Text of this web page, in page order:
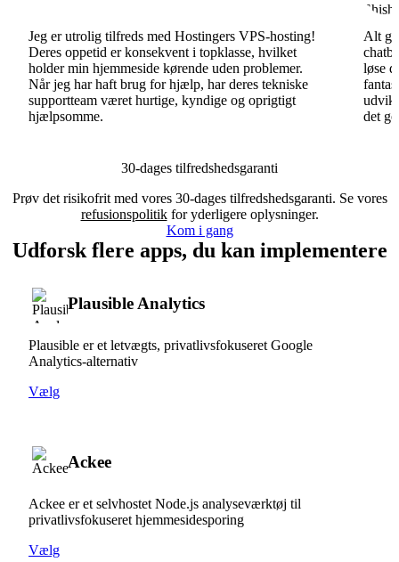
Jeg er utrolig tilfreds med Hostingers VPS-hosting!
Deres oppetid er konsekvent i topklasse, hvilket
holder min hjemmeside kørende uden problemer.
Når jeg har haft brug for hjælp, har deres tekniske
supportteam været hurtige, kyndige og oprigtigt
hjælpsomme.
Alt
løse
det
30-dages tilfredshedsgaranti
Prøv det risikofrit med vores 30-dages tilfredshedsgaranti. Se vores
refusionspolitikfor yderligere oplysninger.
Kom i gang
Udforsk flere apps, du kan implementere
Plausible Analytics
Plausible er et letvægts, privatlivsfokuseret Google
Analytics-alternativ
Vælg
Ackee
Ackee er et selvhostet Node.js analyseværktøj til
privatlivsfokuseret hjemmesidesporing
Vælg